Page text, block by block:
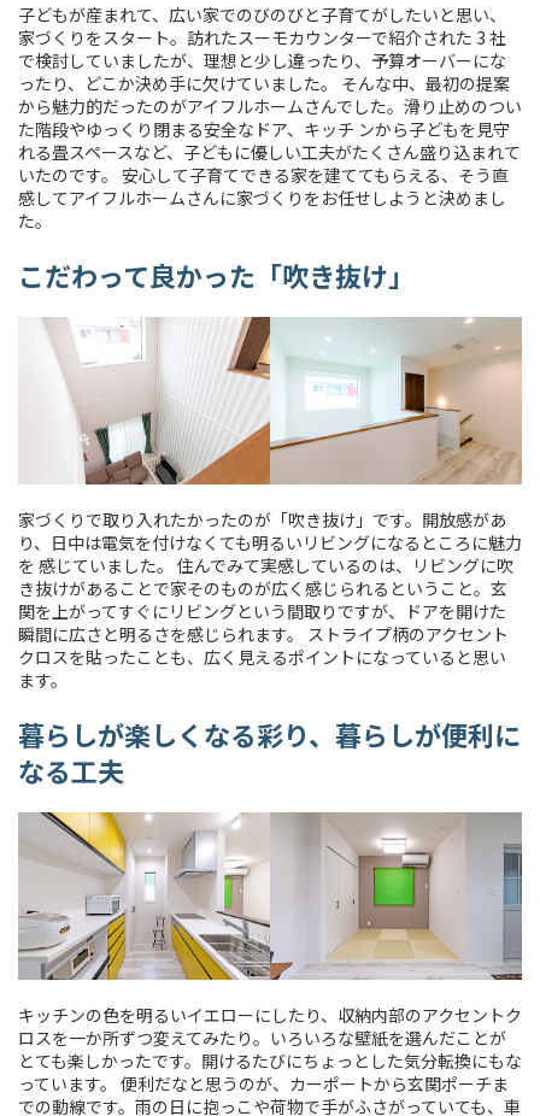
子どもが産まれて、広い家でのびのびと子育てがしたいと思い、
家づくりをスタート。訪れたスーモカウンターで紹介された 3 社
で検討していましたが、理想と少し違ったり、予算オーバーにな
ったり、どこか決め手に欠けていました。 そんな中、最初の提案
から魅力的だったのがアイフルホームさんでした。滑り止めのつい
た階段やゆっくり閉まる安全なドア、キッチ ンから子どもを見守
れる畳スペースなど、子どもに優しい工夫がたくさん盛り込まれて
いたのです。 安心して子育てできる家を建ててもらえる、そう直
感してアイフルホームさんに家づくりをお任せしようと決めまし
た。
こだわって良かった「吹き抜け」
家づくりで取り入れたかったのが「吹き抜け」です。開放感があ
り、日中は電気を付けなくても明るいリビングになるところに魅力
を 感じていました。 住んでみて実感しているのは、リビングに吹
き抜けがあることで家そのものが広く感じられるということ。玄
関を上がってすぐにリビングという間取りですが、ドアを開けた
瞬間に広さと明るさを感じられます。 ストライプ柄のアクセント
クロスを貼ったことも、広く見えるポイントになっていると思い
ます。
暮らしが楽しくなる彩り、暮らしが便利に
なる工夫
キッチンの色を明るいイエローにしたり、収納内部のアクセントク
ロスを一か所ずつ変えてみたり。いろいろな壁紙を選んだことが
とても楽しかったです。開けるたびにちょっとした気分転換にもな
っています。 便利だなと思うのが、カーポートから玄関ポーチま
での動線です。雨の日に抱っこや荷物で手がふさがっていても、車